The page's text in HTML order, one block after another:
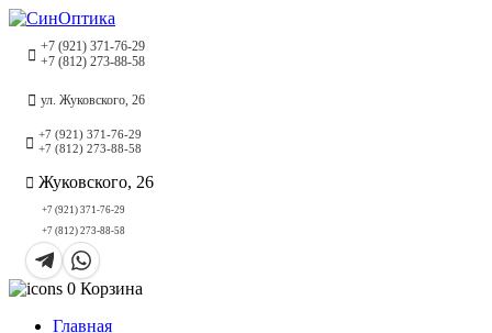
+7 (921) 371-76-29
+7 (812) 273-88-58
ул. Жуковского, 26
+7 (921) 371-76-29
+7 (812) 273-88-58
Жуковского, 26
+7 (921) 371-76-29
+7 (812) 273-88-58
0 Корзина
Главная